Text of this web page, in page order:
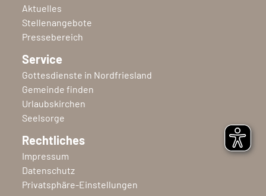
Aktuelles
Stellenangebote
Pressebereich
Service
Gottesdienste in Nordfriesland
Gemeinde finden
Urlaubskirchen
Seelsorge
Rechtliches
Impressum
Datenschutz
Privatsphäre-Einstellungen